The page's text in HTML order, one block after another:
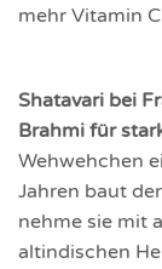
mehr Vitamin
Shatavari bei
Brahmi für
Wehwehchen
Jahren baut
nehme sie mit
altindischen